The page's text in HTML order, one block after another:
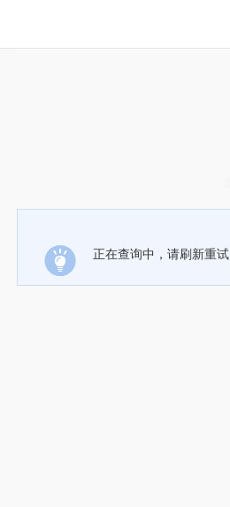
正在查询中，请刷新重试